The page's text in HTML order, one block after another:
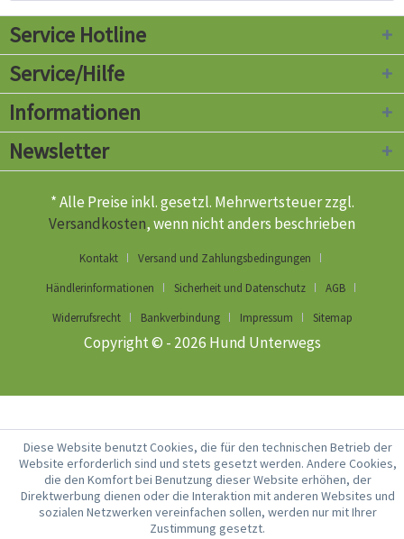
Service Hotline
Service/Hilfe
Informationen
Newsletter
* Alle Preise inkl. gesetzl. Mehrwertsteuer zzgl.
Versandkosten, wenn nicht anders beschrieben
Kontakt
Versand und Zahlungsbedingungen
Händlerinformationen
Sicherheit und Datenschutz
AGB
Widerrufsrecht
Bankverbindung Impressum Sitemap
Copyright © - 2026 Hund Unterwegs
Diese Website benutzt Cookies, die für den technischen Betrieb der
Website erforderlich sind und stets gesetzt werden. Andere Cookies,
die den Komfort bei Benutzung dieser Website erhöhen, der
Direktwerbung dienen oder die Interaktion mit anderen Websites und
sozialen Netzwerken vereinfachen sollen, werden nur mit Ihrer
Zustimmung gesetzt.